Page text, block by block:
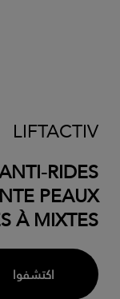
LIFTACTIV
RIDES
PEAUX
À MIXTES
اكتشفوا